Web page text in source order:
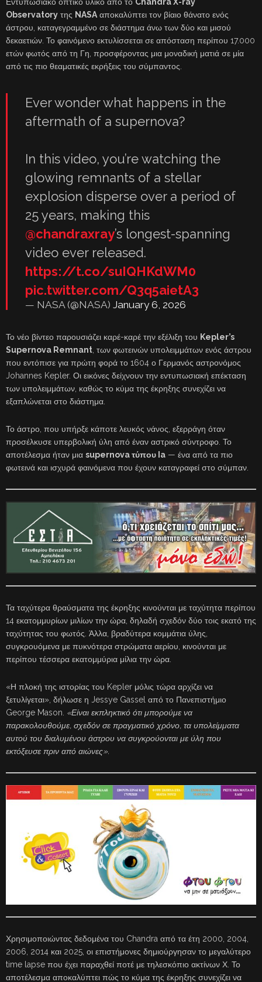
Observatory της NASA αποκαλύπτει τον βίαιο θάνατο ενός
άστρου, καταγεγραμμένο σε διάστημα άνω των δύο και μισού
δεκαετιών. Το φαινόμενο εκτυλίσσεται σε απόσταση περίπου 17.000
ετών φωτός από τη Γη, προσφέροντας μια μοναδική ματιά σε μία
από τις πιο θεαματικές εκρήξεις του σύμπαντος.
Ever wonder what happens in the
aftermath of a supernova?
In this video, you’re watching the
glowing remnants of a stellar
explosion disperse over a period of
25 years, making this
@chandraxray’s longest-spanning
video ever released.
https://t.co/suIQHKdWM0
pic.twitter.com/Q3q5aietA3
— NASA (@NASA) January 6, 2026
Το νέο βίντεο παρουσιάζει καρέ-καρέ την εξέλιξη του Kepler’s
Supernova Remnant , των φωτεινών υπολειμμάτων ενός άστρου
που εντόπισε για πρώτη φορά το 1604 ο Γερμανός αστρονόμος
Johannes Kepler. Οι εικόνες δείχνουν την εντυπωσιακή επέκταση
των υπολειμμάτων, καθώς το κύμα της έκρηξης συνεχίζει να
εξαπλώνεται στο διάστημα.
Το άστρο, που υπήρξε κάποτε λευκός νάνος, εξερράγη όταν
προσέλκυσε υπερβολική ύλη από έναν αστρικό σύντροφο. Το
αποτέλεσμα ήταν μια supernova τύπου Ia — ένα από τα πιο
φωτεινά και ισχυρά φαινόμενα που έχουν καταγραφεί στο σύμπαν.
Τα ταχύτερα θραύσματα της έκρηξης κινούνται με ταχύτητα περίπου
14 εκατομμυρίων μιλίων την ώρα, δηλαδή σχεδόν δύο τοις εκατό της
ταχύτητας του φωτός. Άλλα, βραδύτερα κομμάτια ύλης,
συγκρουόμενα με πυκνότερα στρώματα αερίου, κινούνται με
περίπου τέσσερα εκατομμύρια μίλια την ώρα.
«Η πλοκή της ιστορίας του Kepler μόλις τώρα αρχίζει να
ξετυλίγεται», δήλωσε η Jessye Gassel από το Πανεπιστήμιο
George Mason. «Είναι εκπληκτικό ότι μπορούμε να
παρακολουθούμε, σχεδόν σε πραγματικό χρόνο, τα υπολείμματα
αυτού του διαλυμένου άστρου να συγκρούονται με ύλη που
εκτόξευσε πριν από αιώνες».
Χρησιμοποιώντας δεδομένα του Chandra από τα έτη 2000, 2004,
2006, 2014 και 2025, οι επιστήμονες δημιούργησαν το μεγαλύτερο
time lapse που έχει παραχθεί ποτέ με τηλεσκόπιο ακτίνων Χ. Το
αποτέλεσμα αποκαλύπτει πώς το κύμα της έκρηξης συνεχίζει να